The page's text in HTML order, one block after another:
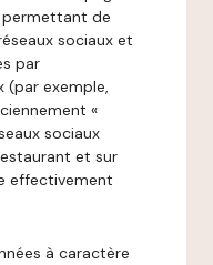
de
sociaux et
par
(par exemple,
«
sociaux
et sur
effectivement
à caractère